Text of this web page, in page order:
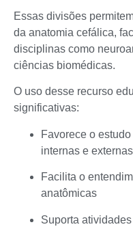
Essas divisões
da anatomia cefálica,
disciplinas como
ciências biomédicas.
O uso desse recurso
significativas:
Favorece o
internas e externas
Facilita o
anatômicas
Suporta